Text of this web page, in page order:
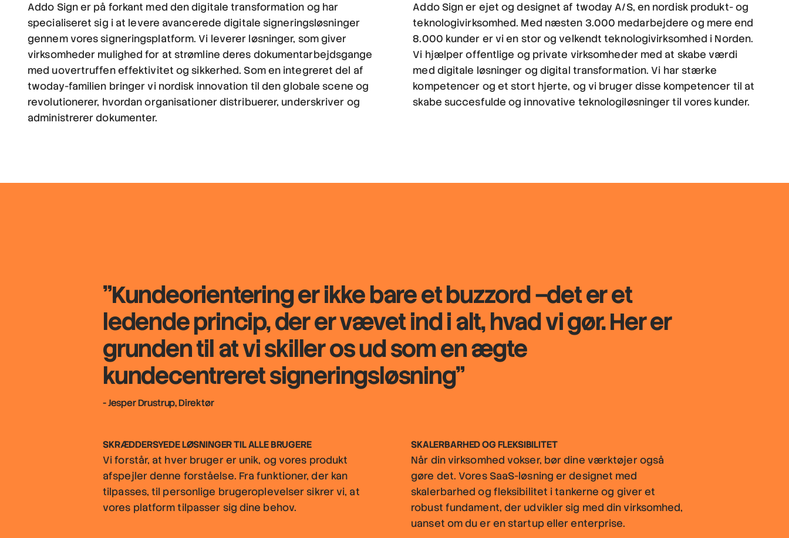
Addo Sign er på forkant med den digitale transformation og har
specialiseret sig i at levere avancerede digitale signeringsløsninger
gennem vores signeringsplatform. Vi leverer løsninger, som giver
virksomheder mulighed for at strømline deres dokumentarbejdsgange
med uovertruffen effektivitet og sikkerhed. Som en integreret del af
twoday-familien bringer vi nordisk innovation til den globale scene og
revolutionerer, hvordan organisationer distribuerer, underskriver og
administrerer dokumenter.
Addo Sign er ejet og designet af twoday A/S, en nordisk produkt- og
teknologivirksomhed. Med næsten 3.000 medarbejdere og mere end
8.000 kunder er vi en stor og velkendt teknologivirksomhed i Norden.
Vi hjælper offentlige og private virksomheder med at skabe værdi
med digitale løsninger og digital transformation. Vi har stærke
kompetencer og et stort hjerte, og vi bruger disse kompetencer til at
skabe succesfulde og innovative teknologiløsninger til vores kunder.
"Kundeorientering er ikke bare et buzzord–det er et
ledende princip, der er vævet ind i alt, hvad vi gør. Her er
grunden til at vi skiller os ud som en ægte
kundecentreret signeringsløsning"
- Jesper Drustrup, Direktør
SKRÆDDERSYEDE LØSNINGER TIL ALLE BRUGERE
Vi forstår, at hver bruger er unik, og vores produkt
afspejler denne forståelse. Fra funktioner, der kan
tilpasses, til personlige brugeroplevelser sikrer vi, at
vores platform tilpasser sig dine behov.
SKALERBARHED OG FLEKSIBILITET
Når din virksomhed vokser, bør dine værktøjer også
gøre det. Vores SaaS-løsning er designet med
skalerbarhed og fleksibilitet i tankerne og giver et
robust fundament, der udvikler sig med din virksomhed,
uanset om du er en startup eller enterprise.